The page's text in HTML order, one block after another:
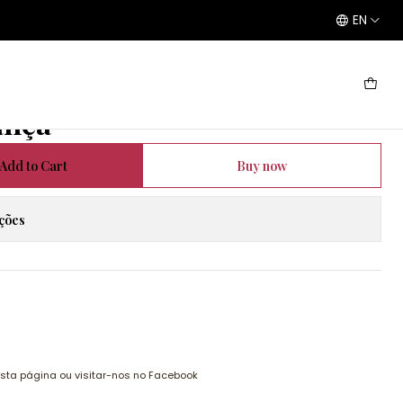
EN
Add to Cart Buy now
página ou visitar-nos no Facebook